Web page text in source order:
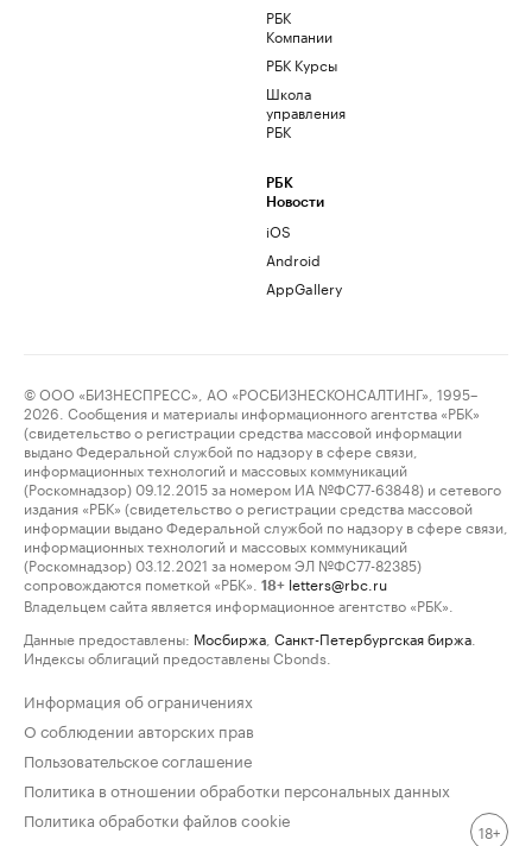
РБК
Компании
РБК Курсы
Школа
управления
РБК
РБК
Новости
iOS
Android
AppGallery
© ООО «БИЗНЕСПРЕСС», АО «РОСБИЗНЕСКОНСАЛТИНГ», 1995–
2026. Сообщения и материалы информационного агентства «РБК»
(свидетельство о регистрации средства массовой информации
выдано Федеральной службой по надзору в сфере связи,
информационных технологий и массовых коммуникаций
(Роскомнадзор) 09.12.2015 за номером ИА №ФС77-63848) и сетевого
издания «РБК» (свидетельство о регистрации средства массовой
информации выдано Федеральной службой по надзору в сфере связи,
информационных технологий и массовых коммуникаций
(Роскомнадзор) 03.12.2021 за номером ЭЛ №ФС77-82385)
сопровождаются пометкой «РБК».
18+ letters@rbc.ru
Владельцем сайта является информационное агентство «РБК».
Данные предоставлены: Мосбиржа Санкт-Петербургская биржа
Индексы облигаций предоставлены Cbonds.
Информация об ограничениях
О соблюдении авторских прав
Пользовательское соглашение
Политика в отношении обработки персональных данных
Политика обработки файлов cookie
18+